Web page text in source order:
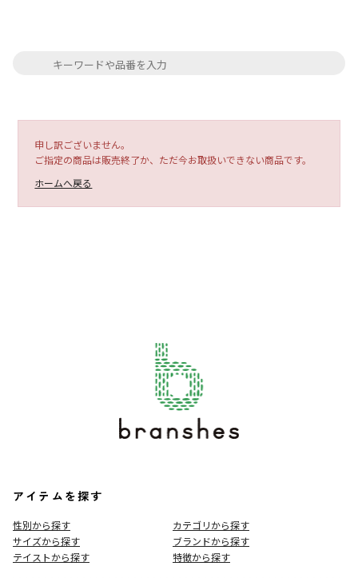
申し訳ございません。
ご指定の商品は販売終了か、ただ今お取扱いできない商品です。
ホームへ戻る
アイテムを探す
性別から探す
カテゴリから探す
サイズから探す
ブランドから探す
テイストから探す
特徴から探す